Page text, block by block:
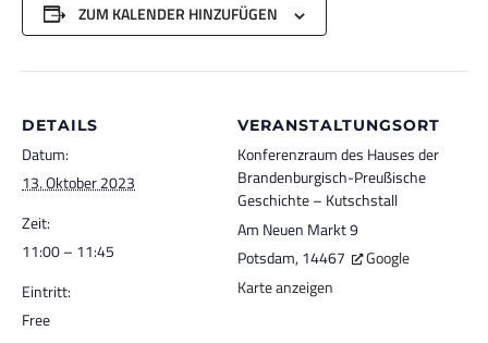
ZUM KALENDER HINZUFÜGEN
DETAILS
Datum:
13. Oktober 2023
Zeit:
11:00 – 11:45
Eintritt:
Free
VERANSTALTUNGSORT
Konferenzraum des Hauses der
Brandenburgisch-Preußische
Geschichte – Kutschstall
Am Neuen Markt 9
Potsdam,14467
Google
Karte anzeigen